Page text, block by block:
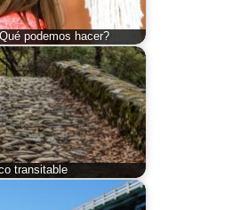
podemos hacer?
transitable